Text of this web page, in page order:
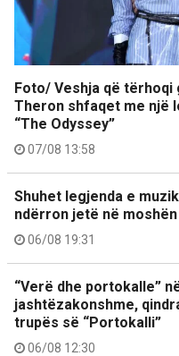
Foto/ Veshja që tërhoqi
Theron shfaqet me një
“The Odyssey”
07/08 13:58
Shuhet legjenda e
ndërron jetë në
06/08 19:31
“Verë dhe portokalle”
jashtëzakonshme,
trupës së “Portokalli”
06/08 12:30